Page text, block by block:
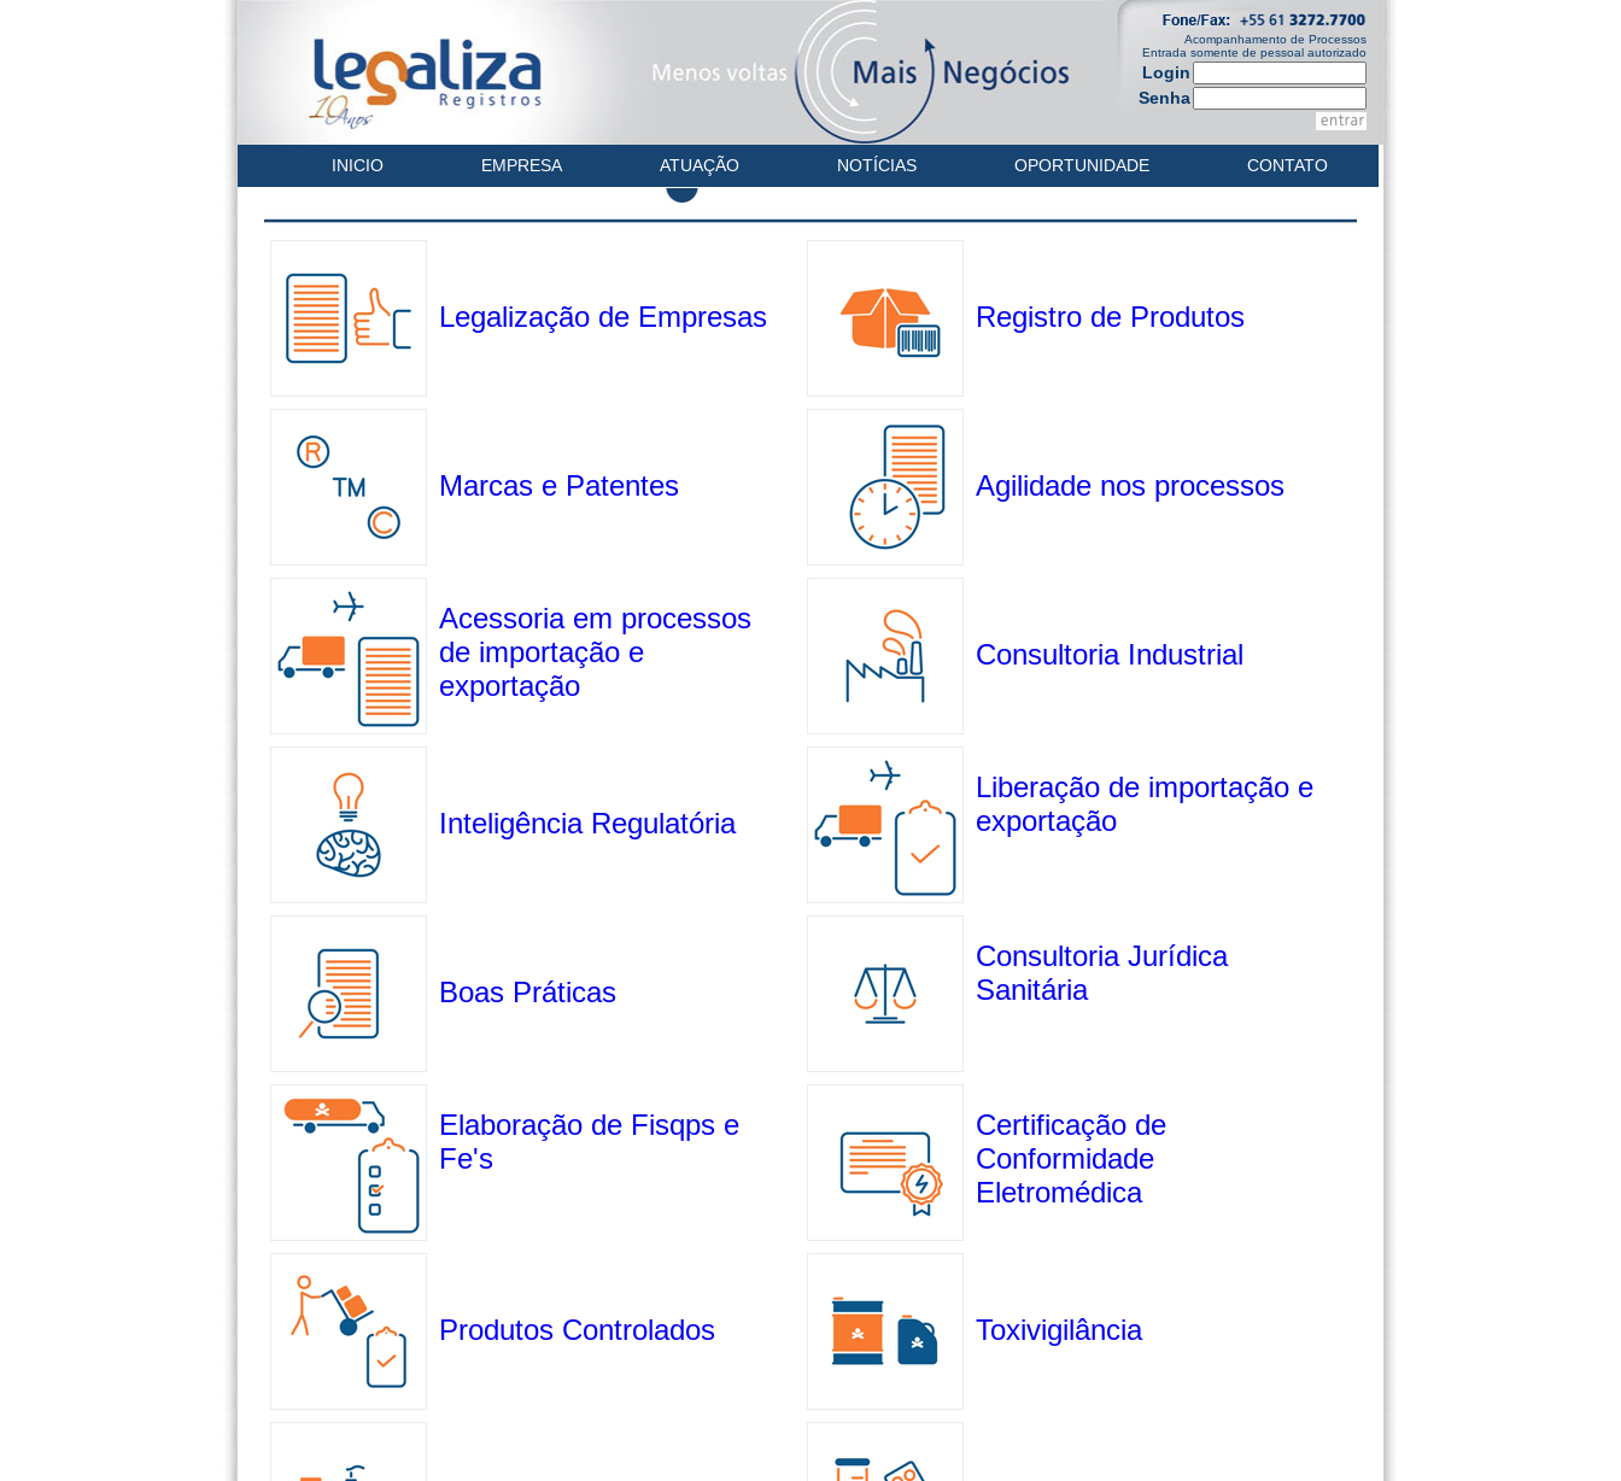
Acompanhamento de Processos
Entrada somente de pessoal autorizado
Login
Senha
INICIO EMPRESA ATUAÇÃO NOTÍCIAS OPORTUNIDADE CONTATO
Legalização de Empresas Registro de Produtos
Marcas e Patentes Agilidade nos processos
Acessoria em processos
de importação e
exportação
Consultoria Industrial
Inteligência Regulatória
Liberação de importação e
exportação
Boas Práticas
Consultoria Jurídica
Sanitária
Elaboração de Fisqps e
Fe's
Certificação de
Conformidade
Eletromédica
Produtos Controlados Toxivigilância